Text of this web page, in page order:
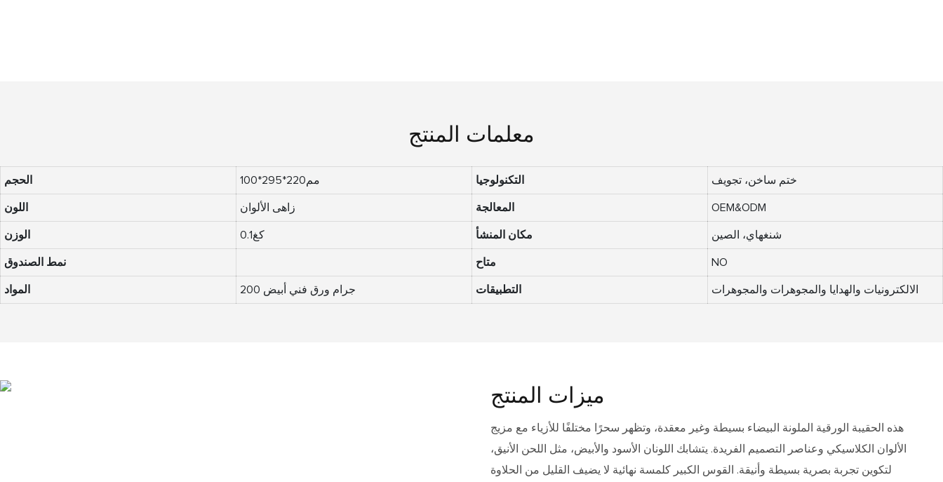
معلمات المنتج
الحجم مم220*295*100 التكنولوجيا ختم ساخن، تجويف
اللون زاهى الألوان المعالجة OEM&ODM
الوزن كغ0.1 مكان المنشأ شنغهاي، الصين
نمط الصندوق متاح NO
المواد 200 جرام ورق فني أبيض التطبيقات الالكترونيات والهدايا والمجوهرات والمجوهرات
ميزات المنتج
هذه الحقيبة الورقية الملونة البيضاء بسيطة وغير معقدة، وتظهر سحرًا مختلفًا للأزياء مع مزيج
الألوان الكلاسيكي وعناصر التصميم الفريدة. يتشابك اللونان الأسود والأبيض، مثل اللحن الأنيق،
لتكوين تجربة بصرية بسيطة وأنيقة. القوس الكبير كلمسة نهائية لا يضيف القليل من الحلاوة